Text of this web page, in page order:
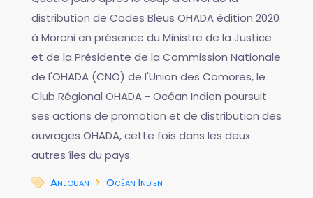
distribution de Codes Bleus OHADA édition 2020
à Moroni en présence du Ministre de la Justice
et de la Présidente de la Commission Nationale
de l'OHADA (CNO) de l'Union des Comores, le
Club Régional OHADA - Océan Indien poursuit
ses actions de promotion et de distribution des
ouvrages OHADA, cette fois dans les deux
autres îles du pays.
Anjouan
Océan Indien